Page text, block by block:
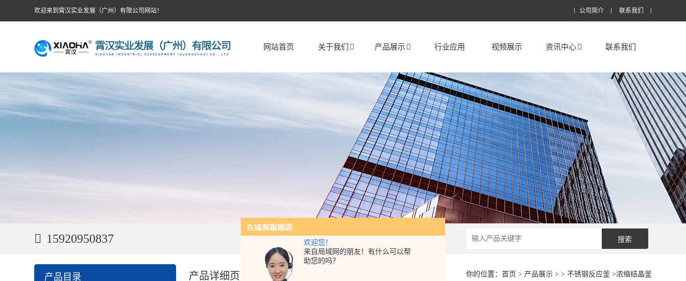
欢迎您！
来自局域网的朋友！有什么可以帮
助您的吗？
欢迎来到霄汉实业发展（广州）有限公司网站！ 公司简介 联系我们
网站首页 关于我们 产品展示 行业应用 视频展示 资讯中心 联系我们
15920950837
产品目录 你的位置： 首页 > 产品展示> > 不锈钢反应釜>浓缩结晶釜
产品详细页